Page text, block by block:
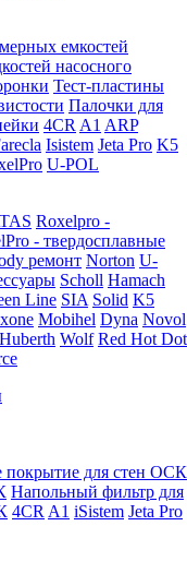
емкостей
насосного
Тест-пластины
Палочки для
4CR A1 ARP
Isistem Jeta Pro K5
U-POL
Roxelpro -
- твердосплавные
ремонт Norton U-
Scholl Hamach
Line SIA Solid K5
Mobihel Dyna Novol
Huberth Wolf Red Hot Dot
покрытие для стен ОСК
Напольный фильтр для
4CR A1 iSistem Jeta Pro